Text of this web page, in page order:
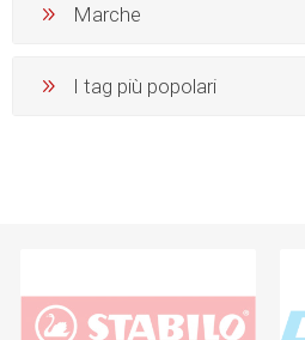
Marche
I tag più popolari